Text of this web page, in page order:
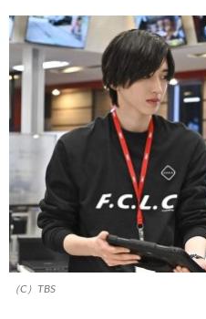
（C）TBS